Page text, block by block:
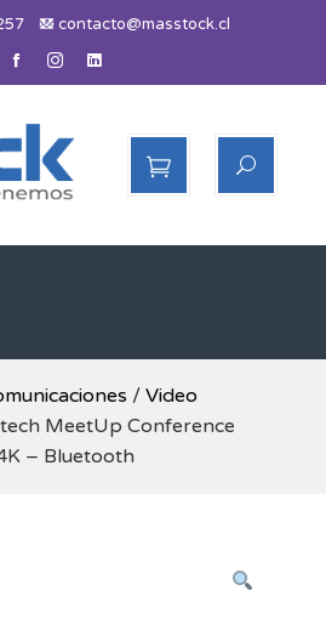
contacto@masstock.cl
/ Video
MeetUp Conference
– Bluetooth